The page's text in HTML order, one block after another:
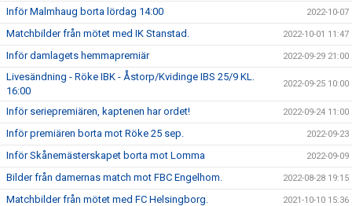
Inför Malmhaug borta lördag 14:00 2022-10-07
Matchbilder från mötet med IK Stanstad. 2022-10-01 11:47
Inför damlagets hemmapremiär 2022-09-29 21:00
Livesändning - Röke IBK - Åstorp/Kvidinge IBS 25/9 KL.
16:00
2022-09-25 10:00
Inför seriepremiären, kaptenen har ordet! 2022-09-24 11:00
Inför premiären borta mot Röke 25 sep. 2022-09-23
Inför Skånemästerskapet borta mot Lomma 2022-09-09
Bilder från damernas match mot FBC Engelhom. 2022-08-28 19:15
Matchbilder från mötet med FC Helsingborg. 2021-10-10 15:36